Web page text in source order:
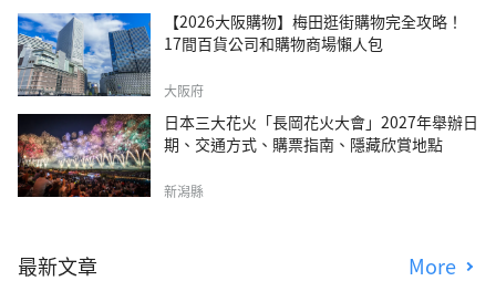
【2026大阪購物】梅田逛街購物完全攻略！
17間百貨公司和購物商場懶人包
大阪府
日本三大花火「長岡花火大會」2027年舉辦日
期、交通方式、購票指南、隱藏欣賞地點
新潟縣
最新文章 More